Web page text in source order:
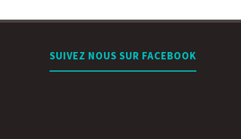
SUIVEZ NOUS SUR FACEBOOK